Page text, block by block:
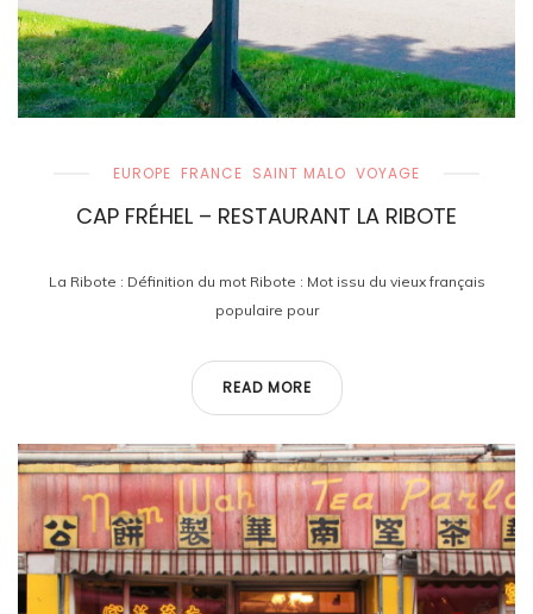
EUROPE FRANCE SAINT MALO VOYAGE
CAP FRÉHEL – RESTAURANT LA RIBOTE
La Ribote : Définition du mot Ribote : Mot issu du vieux français
populaire pour
READ MORE